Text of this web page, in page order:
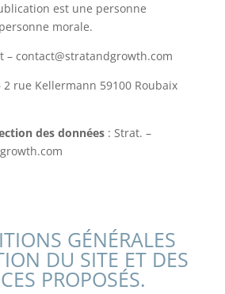
est une personne
morale.
– contact@stratandgrowth.com
rue Kellermann 59100 Roubaix
des données: Strat. –
GÉNÉRALES
DU SITE ET DES
PROPOSÉS.